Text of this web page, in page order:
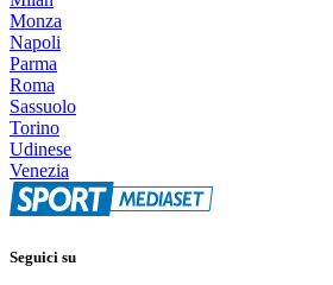
Monza
Napoli
Parma
Roma
Sassuolo
Torino
Udinese
Venezia
Seguici su